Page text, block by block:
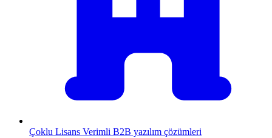
Çoklu Lisans Verimli B2B yazılım çözümleri